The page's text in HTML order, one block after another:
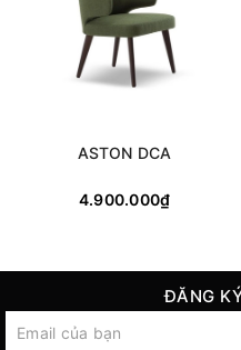
ASTON DCA
4.900.000₫
ĐĂNG